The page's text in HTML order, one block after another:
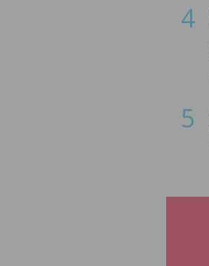
4
5